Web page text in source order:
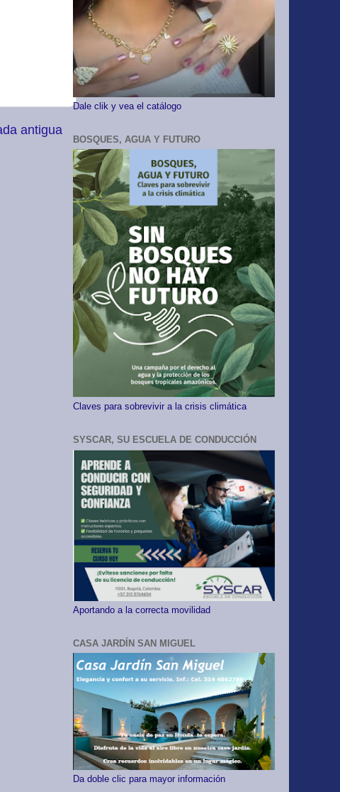
antigua
Dale clik y vea el catálogo
BOSQUES, AGUA Y FUTURO
Claves para sobrevivir a la crisis climática
SYSCAR, SU ESCUELA DE CONDUCCIÓN
Aportando a la correcta movilidad
CASA JARDÍN SAN MIGUEL
Da doble clic para mayor información